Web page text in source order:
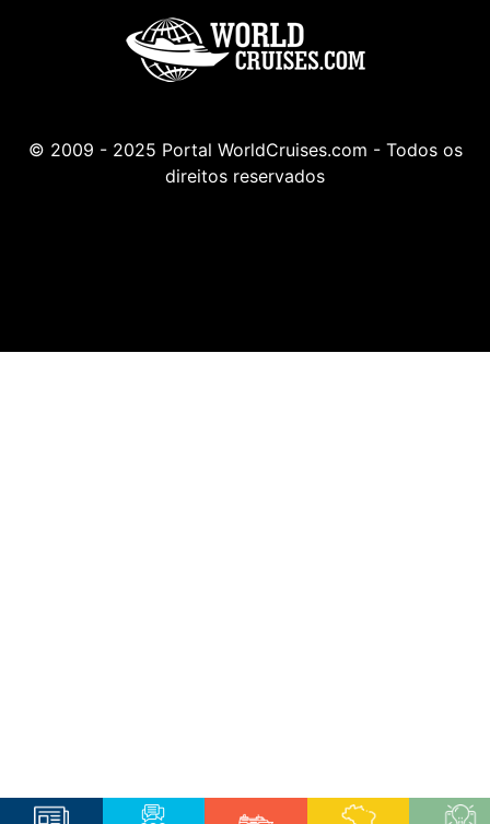
© 2009 - 2025 Portal WorldCruises.com - Todos os
direitos reservados